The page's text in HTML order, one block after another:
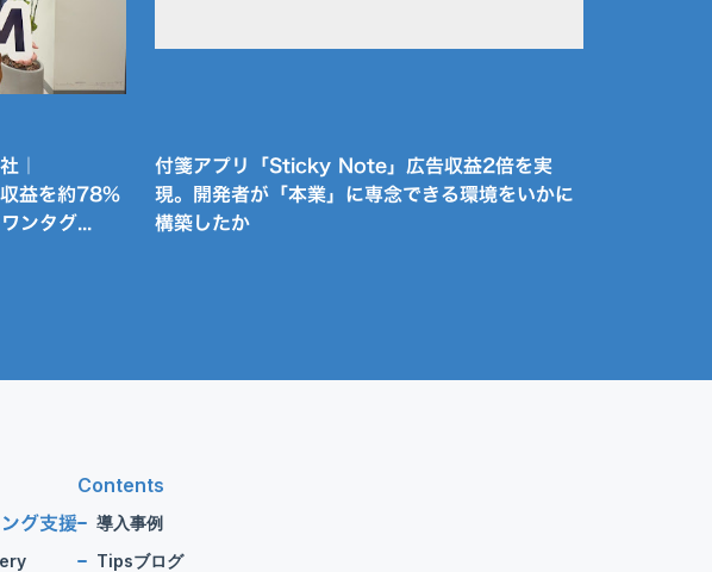
｜
益を約78%
ンタグ...
付箋アプリ「Sticky Note」広告収益2倍を実
現。開発者が「本業」に専念できる環境をいかに
構築したか
グ支援
Contents
導入事例
Tipsブログ